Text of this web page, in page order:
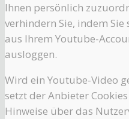
Ihnen persönlich
verhindern Sie, indem Sie
aus Ihrem Youtube-
ausloggen.
Wird ein Youtube-Video
setzt der Anbieter
Hinweise über das